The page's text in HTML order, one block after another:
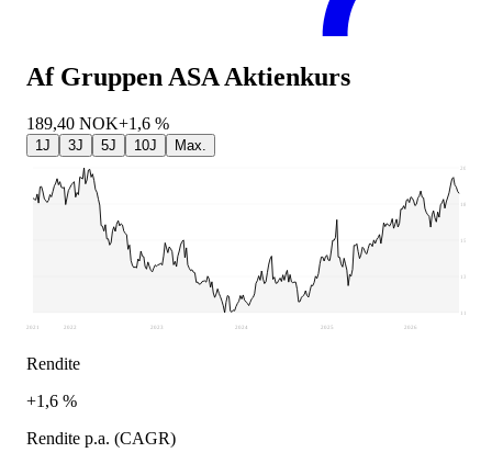
Af Gruppen ASA Aktienkurs
189,40 NOK+1,6 %
1J 3J 5J 10J Max.
112,2
135,65
159,1
182,55
206
2021 2022 2023 2024 2025 2026
Rendite
+1,6 %
Rendite p.a. (CAGR)